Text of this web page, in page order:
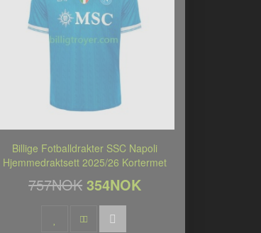
Billige Fotballdrakter SSC Napoli
Hjemmedraktsett 2025/26 Kortermet
757NOK 354NOK